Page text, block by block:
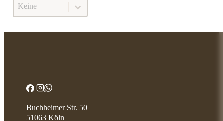
BOXPRESSED
Boxpressed
Buchheimer Str. 50
51063 Köln